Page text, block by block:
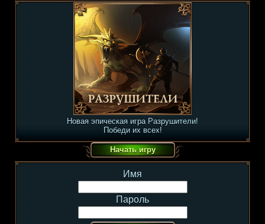
Новая эпическая игра Разрушители!
Победи их всех!
Имя
Пароль